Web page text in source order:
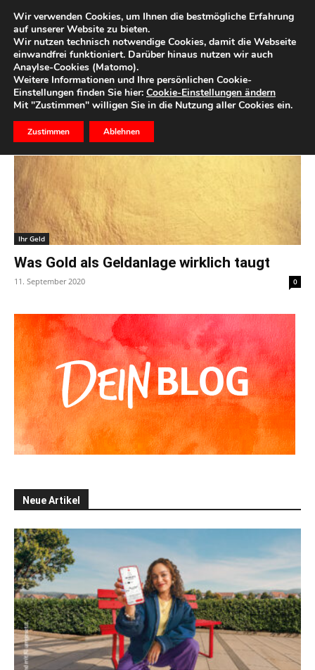
Start Schlagworte Irrtum
Schlagwort: irrtum
Ihr Geld
Was Gold als Geldanlage wirklich taugt
11. September 2020 0
Neue Artikel
Wir verwenden Cookies, um Ihnen die bestmögliche Erfahrung
auf unserer Website zu bieten.
Wir nutzen technisch notwendige Cookies, damit die Webseite
einwandfrei funktioniert. Darüber hinaus nutzen wir auch
Anaylse-Cookies (Matomo).
Weitere Informationen und Ihre persönlichen Cookie-
Einstellungen finden Sie hier: Cookie-Einstellungen ändern
Mit "Zustimmen" willigen Sie in die Nutzung aller Cookies ein.
Zustimmen Ablehnen